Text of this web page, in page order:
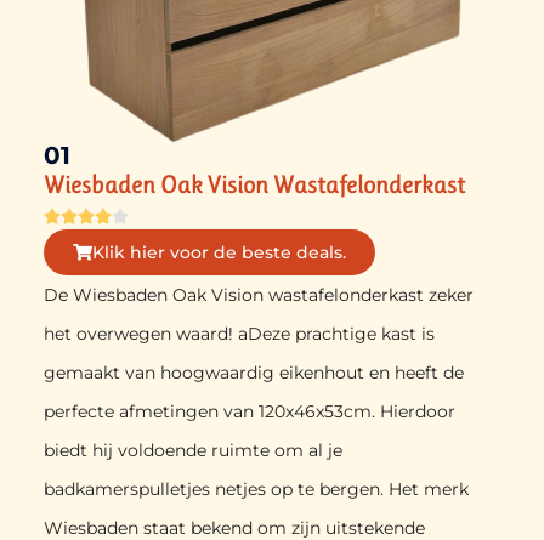
01
Wiesbaden Oak Vision Wastafelonderkast

Klik hier voor de beste deals.
De Wiesbaden Oak Vision wastafelonderkast zeker
het overwegen waard! aDeze prachtige kast is
gemaakt van hoogwaardig eikenhout en heeft de
perfecte afmetingen van 120x46x53cm. Hierdoor
biedt hij voldoende ruimte om al je
badkamerspulletjes netjes op te bergen. Het merk
Wiesbaden staat bekend om zijn uitstekende